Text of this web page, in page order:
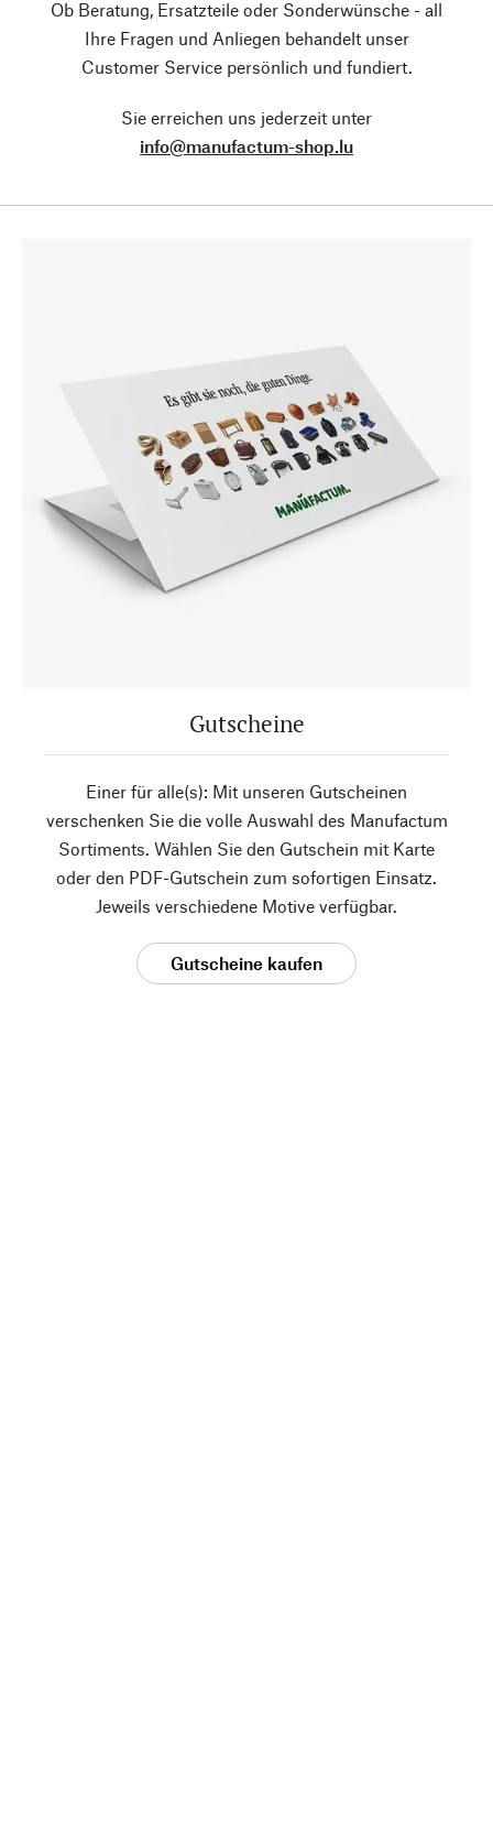
Ob Beratung, Ersatzteile oder Sonderwünsche - all
Ihre Fragen und Anliegen behandelt unser
Customer Service persönlich und fundiert.
Sie erreichen uns jederzeit unter
info@manufactum-shop.lu
Gutscheine
Einer für alle(s): Mit unseren Gutscheinen
verschenken Sie die volle Auswahl des Manufactum
Sortiments. Wählen Sie den Gutschein mit Karte
oder den PDF-Gutschein zum sofortigen Einsatz.
Jeweils verschiedene Motive verfügbar.
Gutscheine kaufen